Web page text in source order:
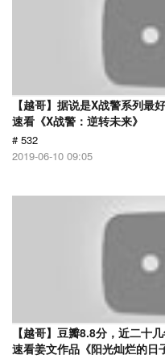
【越哥】据说是X战警系列最
速看《X战警：逆转未来》
# 532
2019-06-10 09:05
【越哥】豆瓣8.8分，近二十
速看姜文作品《阳光灿烂的日